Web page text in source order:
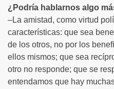
¿Podría hablarnos algo
–La amistad, como virtud
características: que sea
de los otros, no por los
ellos mismos; que sea
otro no responde; que se
entendamos que hay